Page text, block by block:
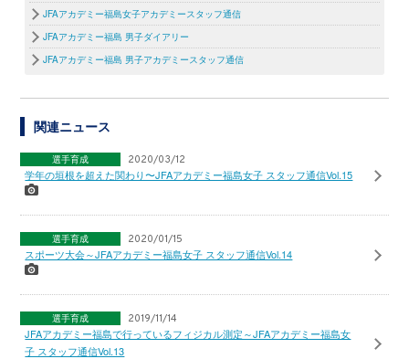
JFAアカデミー福島女子アカデミースタッフ通信
JFAアカデミー福島 男子ダイアリー
JFAアカデミー福島 男子アカデミースタッフ通信
関連ニュース
選手育成 2020/03/12
学年の垣根を超えた関わり〜JFAアカデミー福島女子 スタッフ通信Vol.15
選手育成 2020/01/15
スポーツ大会～JFAアカデミー福島女子 スタッフ通信Vol.14
選手育成 2019/11/14
JFAアカデミー福島で行っているフィジカル測定～JFAアカデミー福島女
子 スタッフ通信Vol.13